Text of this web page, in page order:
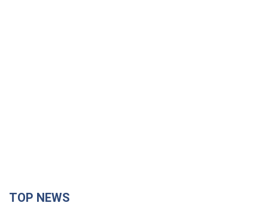
TOP NEWS